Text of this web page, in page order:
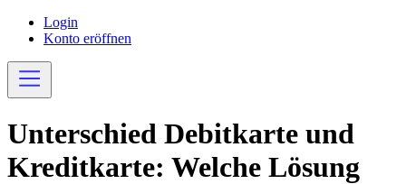
Login
Konto eröffnen
Unterschied Debitkarte und
Kreditkarte: Welche Lösung